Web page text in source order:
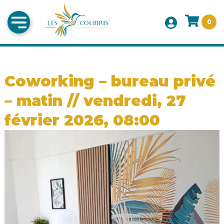
0
Coworking – bureau privé
– matin // vendredi, 27
février 2026, 08:00